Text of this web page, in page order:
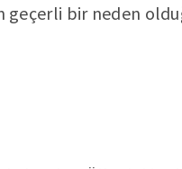
bir neden